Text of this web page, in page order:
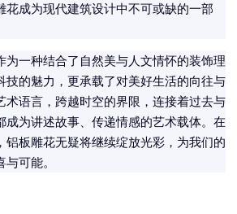
花成为现代建筑设计中不可或缺的一部
为一种结合了自然美与人文情怀的装饰理
技的魅力，更承载了对美好生活的向往与
术语言，跨越时空的界限，连接着过去与
成为讲述故事、传递情感的艺术载体。在
铝板雕花无疑将继续绽放光彩，为我们的
可能。